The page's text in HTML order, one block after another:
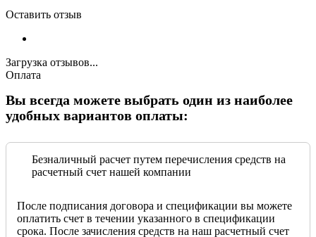
Оставить отзыв
Загрузка отзывов...
Оплата
Вы всегда можете выбрать один из наиболее
удобных вариантов оплаты:
Безналичный расчет путем перечисления средств на
расчетный счет нашей компании
После подписания договора и спецификации вы можете
оплатить счет в течении указанного в спецификации
срока. После зачисления средств на наш расчетный счет